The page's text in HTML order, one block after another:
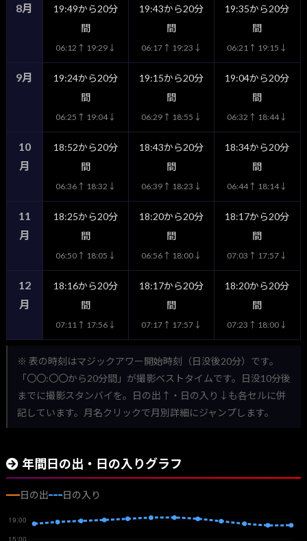
8月
19:49から20分
間
06:12↑ 19:29↓
19:43から20分
間
06:17↑ 19:23↓
19:35から20分
間
06:21↑ 19:15↓
9月
19:24から20分
間
06:25↑ 19:04↓
19:15から20分
間
06:29↑ 18:55↓
19:04から20分
間
06:32↑ 18:44↓
10
月
18:52から20分
間
06:36↑ 18:32↓
18:43から20分
間
06:39↑ 18:23↓
18:34から20分
間
06:44↑ 18:14↓
11
月
18:25から20分
間
06:50↑ 18:05↓
18:20から20分
間
06:56↑ 18:00↓
18:17から20分
間
07:03↑ 17:57↓
12
月
18:16から20分
間
07:11↑ 17:56↓
18:17から20分
間
07:17↑ 17:57↓
18:20から20分
間
07:23↑ 18:00↓
※ 表の時刻はマジックアワー開始時刻（日没後20分）です。
「〇〇:〇〇から20分間」が撮影ベストタイムです。日没10分後
までに撮影スタンバイを。日の出↑・日の入り↓も各セルに併
記しています。月名クリックで月別詳細にジャンプします。
年間日の出・日の入りグラフ
日の出 日の入り